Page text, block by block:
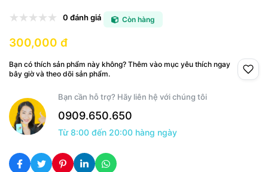
0 đánh giá Còn hàng
300,000 đ
Bạn có thích sản phẩm này không? Thêm vào mục yêu thích ngay
bây giờ và theo dõi sản phẩm.
Bạn cần hỗ trợ? Hãy liên hệ với chúng tôi
0909.650.650
Từ 8:00 đến 20:00 hàng ngày